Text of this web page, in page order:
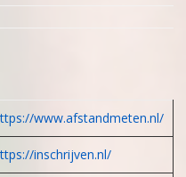
www.afstandmeten.nl/
inschrijven.nl/